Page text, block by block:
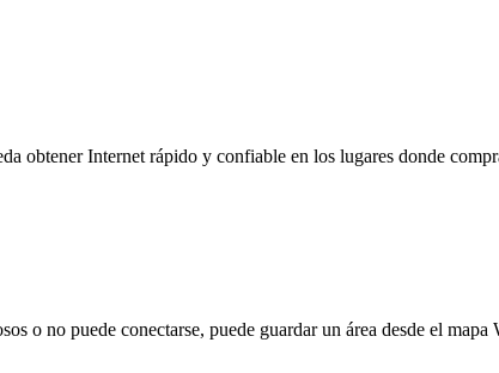
obtener Internet rápido y confiable en los lugares donde
o no puede conectarse, puede guardar un área desde el